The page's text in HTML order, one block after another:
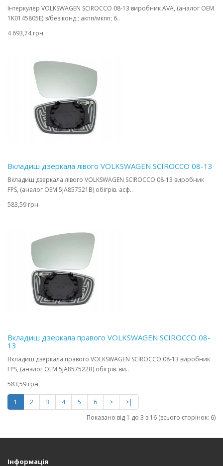
Інтеркулер VOLKSWAGEN SCIROCCO 08-13 виробник AVA, (аналог OEM
1K0145805E) з/без конд.; акпп/мкпп; 6..
4 693,74 грн.
Вкладиш дзеркала лівого VOLKSWAGEN SCIROCCO 08-13
Вкладиш дзеркала лівого VOLKSWAGEN SCIROCCO 08-13 виробник
FPS, (аналог OEM 5JA857521B) обігрів. асф..
583,59 грн.
Вкладиш дзеркала правого VOLKSWAGEN SCIROCCO 08-
13
Вкладиш дзеркала правого VOLKSWAGEN SCIROCCO 08-13 виробник
FPS, (аналог OEM 5JA857522B) обігрів. ви..
583,59 грн.
1 2 3 4 5 6 >
>|
Показано від 1 до 3 з 16 (всього сторінок: 6)
Інформація